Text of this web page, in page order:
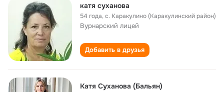
катя суханова
54 года,с. Каракулино (Каракулинский район)
Вурнарский лицей
Добавить в друзья
Катя Суханова (Бальян)